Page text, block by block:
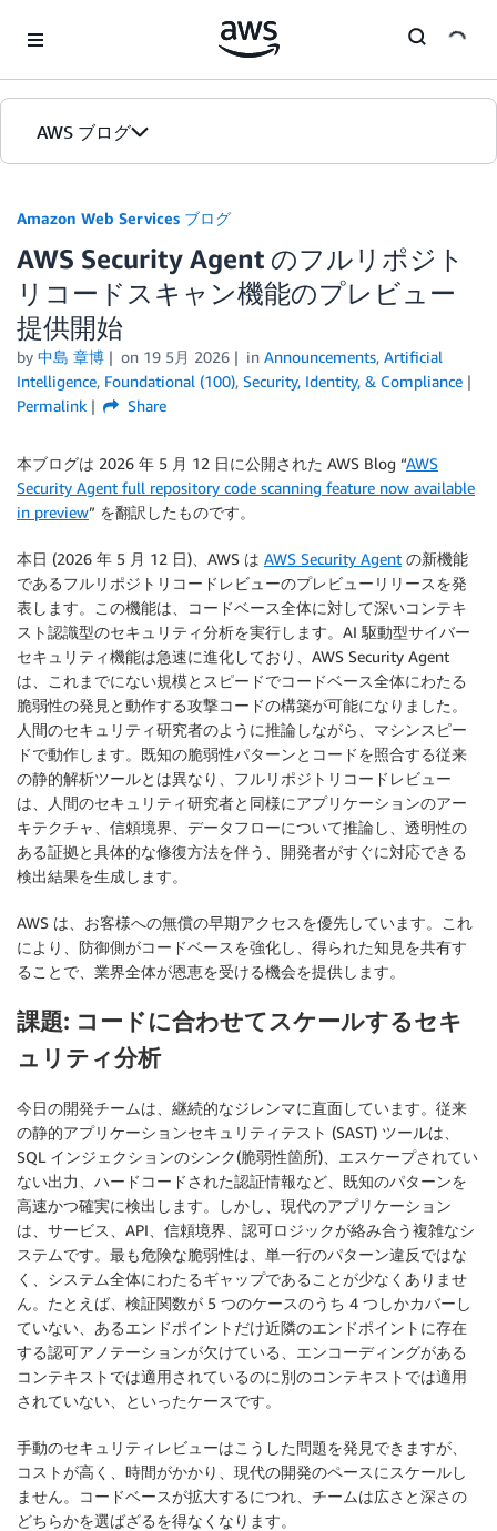
AWS ブログ
カテゴリ
エディション
Amazon Web Services ブログ
AWS Security Agent のフルリポジト
リコードスキャン機能のプレビュー
提供開始
by 中島 章博 on 19 5月 2026 in Announcements, Artificial
Intelligence, Foundational (100), Security, Identity, & Compliance
Permalink
Share
本ブログは 2026 年 5 月 12 日に公開された AWS Blog “AWS
Security Agent full repository code scanning feature now available
in preview” を翻訳したものです。
本日 (2026 年 5 月 12 日)、AWS は AWS Security Agent の新機能
であるフルリポジトリコードレビューのプレビューリリースを発
表します。この機能は、コードベース全体に対して深いコンテキ
スト認識型のセキュリティ分析を実行します。AI 駆動型サイバー
セキュリティ機能は急速に進化しており、AWS Security Agent
は、これまでにない規模とスピードでコードベース全体にわたる
脆弱性の発見と動作する攻撃コードの構築が可能になりました。
人間のセキュリティ研究者のように推論しながら、マシンスピー
ドで動作します。既知の脆弱性パターンとコードを照合する従来
の静的解析ツールとは異なり、フルリポジトリコードレビュー
は、人間のセキュリティ研究者と同様にアプリケーションのアー
キテクチャ、信頼境界、データフローについて推論し、透明性の
ある証拠と具体的な修復方法を伴う、開発者がすぐに対応できる
検出結果を生成します。
AWS は、お客様への無償の早期アクセスを優先しています。これ
により、防御側がコードベースを強化し、得られた知見を共有す
ることで、業界全体が恩恵を受ける機会を提供します。
課題: コードに合わせてスケールするセキ
ュリティ分析
今日の開発チームは、継続的なジレンマに直面しています。従来
の静的アプリケーションセキュリティテスト (SAST) ツールは、
SQL インジェクションのシンク(脆弱性箇所)、エスケープされてい
ない出力、ハードコードされた認証情報など、既知のパターンを
高速かつ確実に検出します。しかし、現代のアプリケーション
は、サービス、API、信頼境界、認可ロジックが絡み合う複雑なシ
ステムです。最も危険な脆弱性は、単一行のパターン違反ではな
く、システム全体にわたるギャップであることが少なくありませ
ん。たとえば、検証関数が 5 つのケースのうち 4 つしかカバーし
ていない、あるエンドポイントだけ近隣のエンドポイントに存在
する認可アノテーションが欠けている、エンコーディングがある
コンテキストでは適用されているのに別のコンテキストでは適用
されていない、といったケースです。
手動のセキュリティレビューはこうした問題を発見できますが、
コストが高く、時間がかかり、現代の開発のペースにスケールし
ません。コードベースが拡大するにつれ、チームは広さと深さの
どちらかを選ばざるを得なくなります。